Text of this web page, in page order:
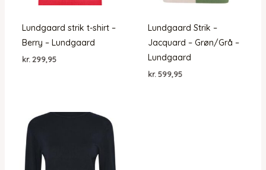
Lundgaard strik t-shirt –
Berry – Lundgaard
kr. 299,95
Lundgaard Strik –
Jacquard – Grøn/Grå –
Lundgaard
kr. 599,95